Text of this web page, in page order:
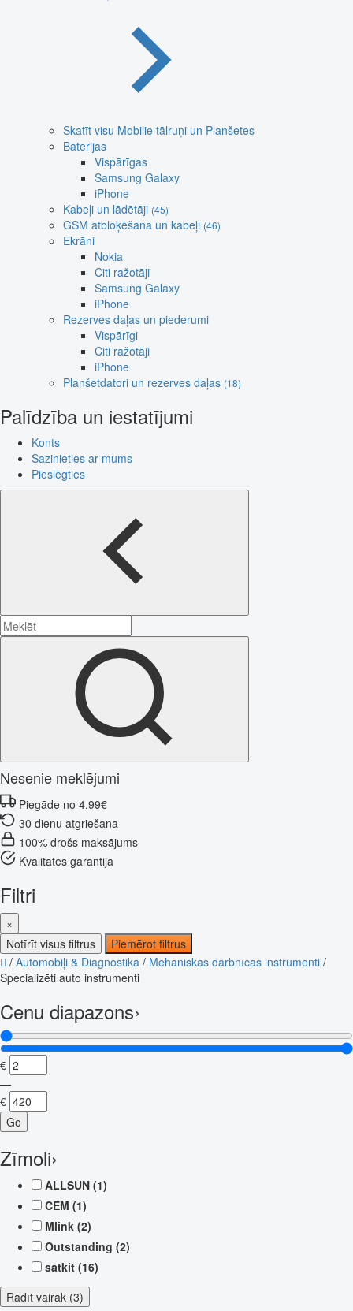
Skatīt visu Mobilie tālruņi un Planšetes
Baterijas
Vispārīgas
Samsung Galaxy
iPhone
Kabeļi un lādētāji (45)
GSM atbloķēšana un kabeļi (46)
Ekrāni
Nokia
Citi ražotāji
Samsung Galaxy
iPhone
Rezerves daļas un piederumi
Vispārīgi
Citi ražotāji
iPhone
Planšetdatori un rezerves daļas (18)
Palīdzība un iestatījumi
Konts
Sazinieties ar mums
Pieslēgties
Nesenie meklējumi
Piegāde no 4,99€
30 dienu atgriešana
100% drošs maksājums
Kvalitātes garantija
Filtri
×
Notīrīt visus filtrus
Piemērot filtrus
/ Automobiļi & Diagnostika / Mehāniskās darbnīcas instrumenti /
Specializēti auto instrumenti
Cenu diapazons›
€
—
€
Go
Zīmoli›
ALLSUN (1)
CEM (1)
Mlink (2)
Outstanding (2)
satkit (16)
Rādīt vairāk (3)